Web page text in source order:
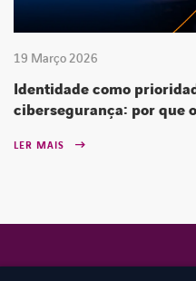
19 Março 2026
Identidade como
cibersegurança: por que
LER MAIS